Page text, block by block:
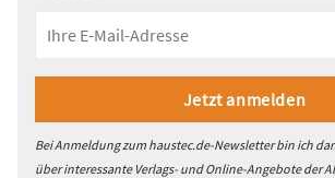
Bei Anmeldung zum haustec.de-Newsletter bin ich
über interessante Verlags- und Online-Angebote der